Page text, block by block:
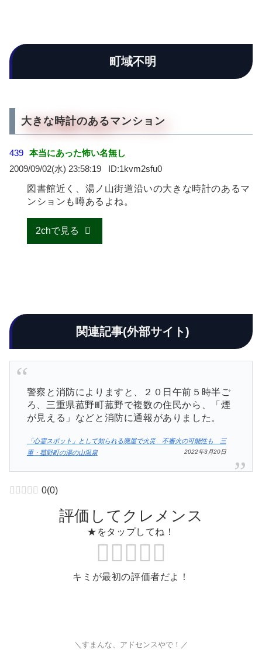
町域不明
大きな時計のあるマンション
439 本当にあった怖い名無し
2009/09/02(水) 23:58:19
1kvm2sfu0
図書館近く、湯ノ山街道沿いの大きな時計のあるマ
ンションも噂あるよね。
2chで見る
関連記事(外部サイト)
警察と消防によりますと、２０日午前５時半ご
ろ、三重県菰野町菰野で複数の住民から、「煙
が見える」などと消防に通報がありました。
「心霊スポット」として知られる廃屋で火災 不審火の可能性も 三
重・菰野町の湯の山温泉
2022年3月20日
0(0)
評価してクレメンス
★をタップしてね！
キミが最初の評価者だよ！
＼すまんな、アドセンスやで！／